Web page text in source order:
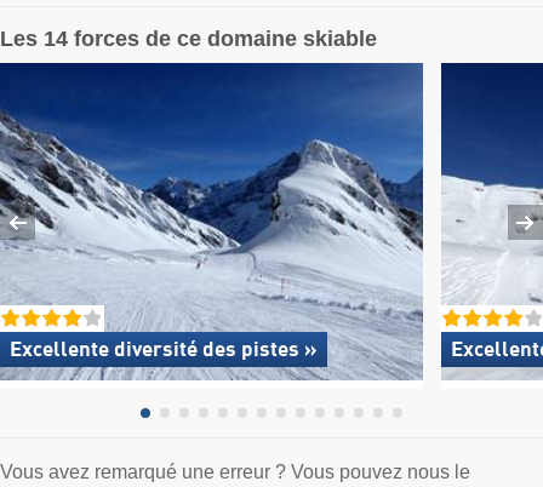
Les 14 forces de ce domaine skiable
Excellente diversité des pistes »
Vous avez remarqué une erreur ? Vous pouvez nous le